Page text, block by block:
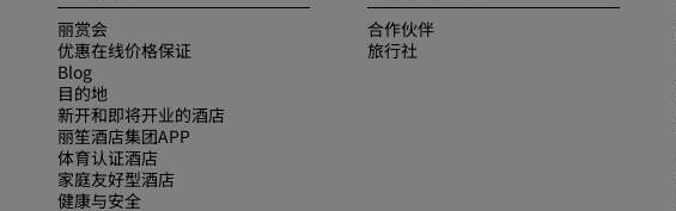
丽赏会
优惠在线价格保证
Blog
目的地
新开和即将开业的酒店
丽笙酒店集团APP
体育认证酒店
家庭友好型酒店
健康与安全
合作伙伴
旅行社